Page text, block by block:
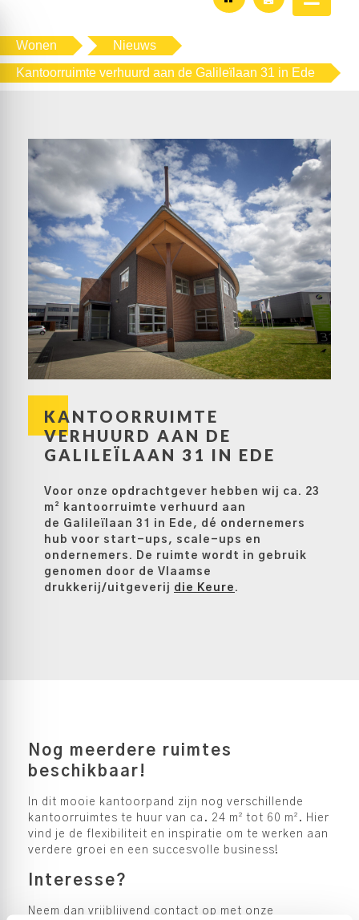
Wonen
Nieuws
Kantoorruimte verhuurd aan de Galileïlaan 31 in Ede
KANTOORRUIMTE
VERHUURD AAN DE
GALILEÏLAAN 31 IN EDE
Voor onze opdrachtgever hebben wij ca. 23
m² kantoorruimte verhuurd aan
de Galileïlaan 31 in Ede, dé ondernemers
hub voor start-ups, scale-ups en
ondernemers. De ruimte wordt in gebruik
genomen door de Vlaamse
drukkerij/uitgeverij die Keure .
Nog meerdere ruimtes
beschikbaar!
In dit mooie kantoorpand zijn nog verschillende
kantoorruimtes te huur van ca. 24 m² tot 60 m². Hier
vind je de flexibiliteit en inspiratie om te werken aan
verdere groei en een succesvolle business!
Interesse?
Neem dan vrijblijvend contact op met onze